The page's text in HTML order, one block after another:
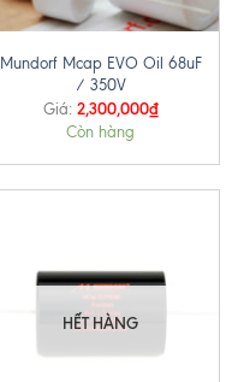
Mundorf Mcap EVO Oil 68uF
/ 350V
Giá: 2,300,000₫
Còn hàng
HẾT HÀNG